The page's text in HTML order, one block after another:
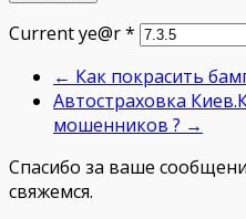
Current ye@r*
← Как покрасить
Автостраховка
мошенников ? →
Спасибо за ваше
свяжемся.